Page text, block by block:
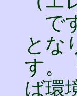
で
とな
す。
ば環